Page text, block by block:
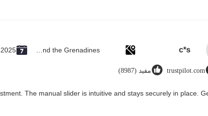
c*s
trustpilot.com مفید (8987)
The manual slider is intuitive and stays securely in place.